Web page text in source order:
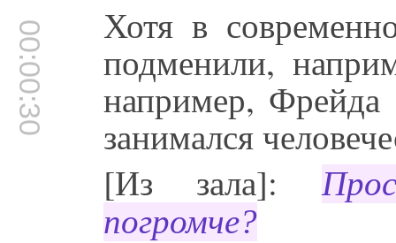
00:00:30 Хотя в
подменили,
например,
занимался
[Из зала]:
погромче?